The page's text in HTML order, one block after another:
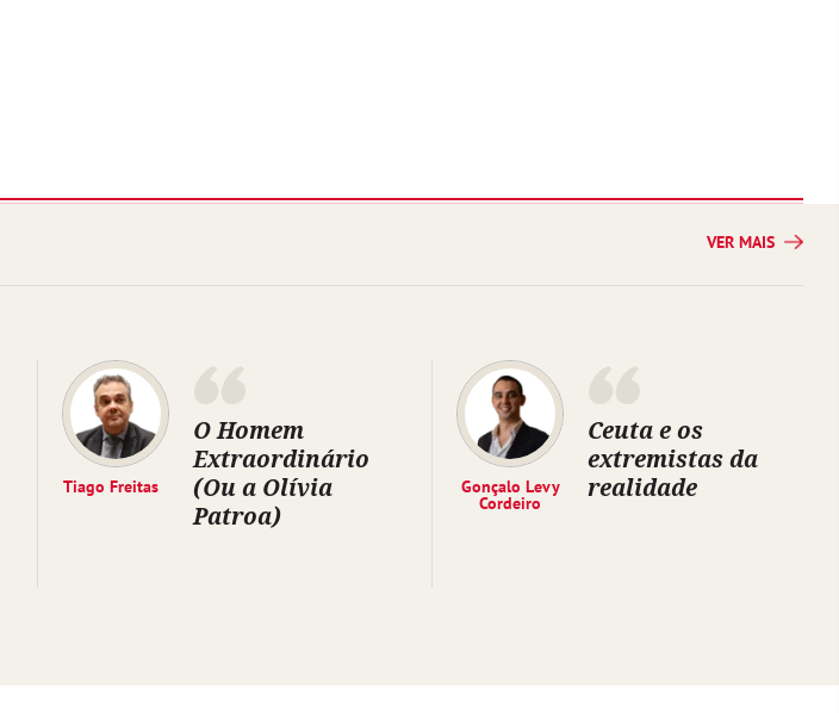
VER MAIS
Tiago Freitas
O Homem
Extraordinário
(Ou a Olívia
Patroa)
Gonçalo Levy
Cordeiro
Ceuta e os
extremistas da
realidade